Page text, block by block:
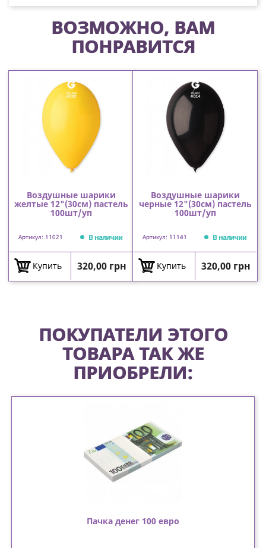
ВОЗМОЖНО, ВАМ
ПОНРАВИТСЯ
Воздушные шарики
желтые 12"(30см) пастель
100шт/уп
Артикул: 11021 В наличии
Купить Цена
320,00 грн
Воздушные шарики
черные 12"(30см) пастель
100шт/уп
Артикул: 11141 В наличии
Купить Цена
320,00 грн
ПОКУПАТЕЛИ ЭТОГО
ТОВАРА ТАК ЖЕ
ПРИОБРЕЛИ:
Пачка денег 100 евро